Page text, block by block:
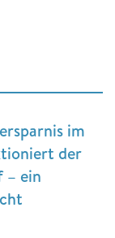
im
der
– ein